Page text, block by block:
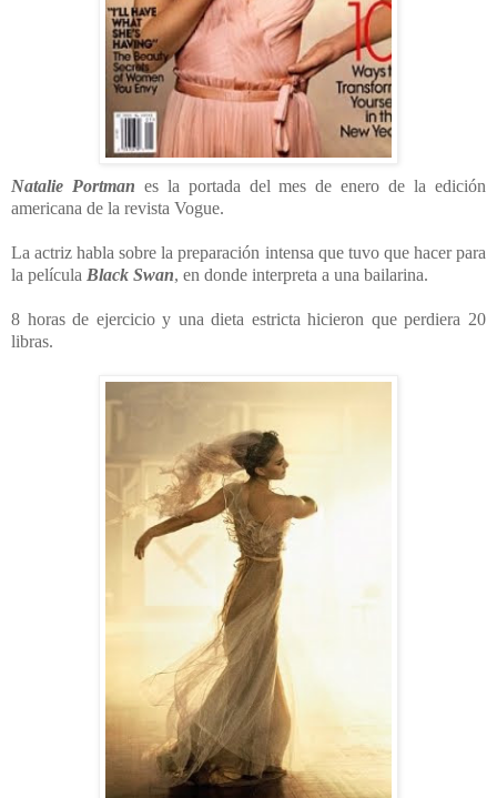
Natalie Portman es la portada del mes de enero de la edición
americana de la revista Vogue.
La actriz habla sobre la preparación intensa que tuvo que hacer para
la película Black Swan, en donde interpreta a una bailarina.
8 horas de ejercicio y una dieta estricta hicieron que perdiera 20
libras.